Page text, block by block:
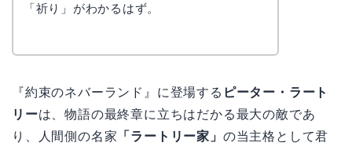
「祈り」がわかるはず。
『約束のネバーランド』に登場する ピーター・ラート
リーは、物語の最終章に立ちはだかる最大の敵であ
り、人間側の名家 「ラートリー家」 の当主格として君